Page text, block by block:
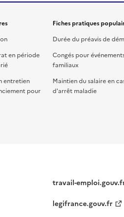
en période
entretien
pour
Fiches pratiques
Durée du préavis de
Congés pour
familiaux
Maintien du salaire en
d'arrêt maladie
travail-
legifrance.gouv.fr